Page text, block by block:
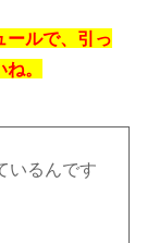
ールで、引っ
。
いるんです